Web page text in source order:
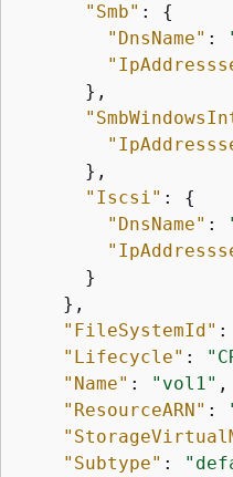
"Smb" : {
"DnsName" :
      },
      },
"Iscsi" : {
"DnsName" :
      }
    },
"FileSystemId" :
"Lifecycle" :
"Name" : "vol1" ,
"ResourceARN" :
"Subtype" :